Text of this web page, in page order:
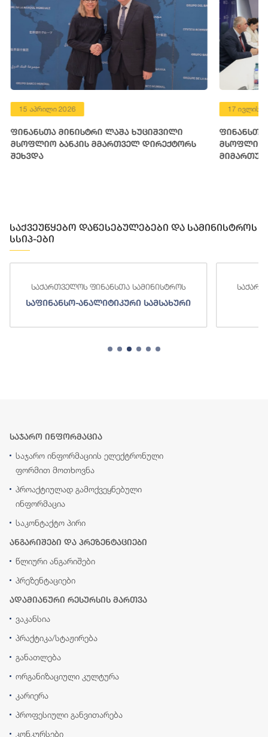
15 აპრილი 2026
ფინანსთა მინისტრი ლაშა ხუციშვილი
მსოფლიო ბანკის მმართველ დირექტორს
შეხვდა
17 ივლისი
ფინანსთა
მსოფლიო
საქვეუწყებო დაწესებულებები და სამინისტროს
სსიპ-ები
საქართველოს ფინანსთა სამინისტროს
საფინანსო-ანალიტიკური სამსახური
საჯარო ინფორმაცია
საჯარო ინფორმაციის ელექტრონული
ფორმით მოთხოვნა
პროაქტიულად გამოქვეყნებული
ინფორმაცია
საკონტაქტო პირი
ანგარიშები და პრეზენტაციები
წლიური ანგარიშები
პრეზენტაციები
ადამიანური რესურსის მართვა
ვაკანსია
პრაქტიკა/სტაჟირება
განათლება
ორგანიზაციული კულტურა
კარიერა
პროფესიული განვითარება
კონკურსები